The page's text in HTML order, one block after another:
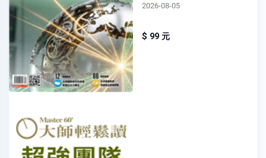
2026-08-05
$ 99 元